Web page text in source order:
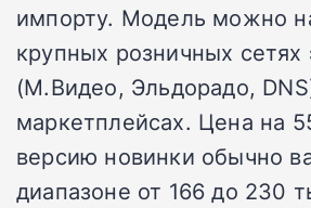
импорту. Модель можно
крупных розничных сетях
(М.Видео, Эльдорадо,
маркетплейсах. Цена на
версию новинки обычно
диапазоне от 166 до 230